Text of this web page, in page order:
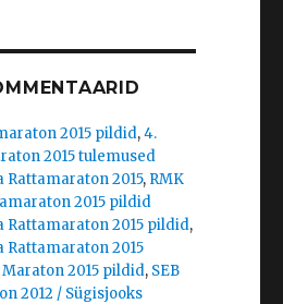
2015 pildid,4.
2015 tulemused
Rattamaraton 2015, RMK
2015 pildid
Rattamaraton 2015 pildid,
Rattamaraton 2015
Maraton 2015 pildid, SEB
2012 / Sügisjooks